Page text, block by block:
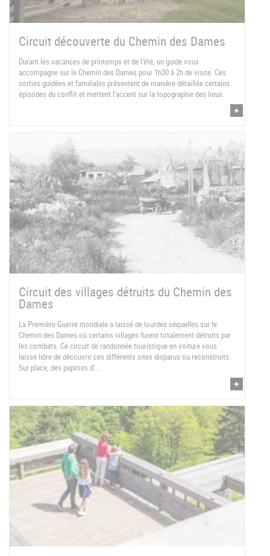
Circuit découverte du Chemin des Dames
Durant les vacances de printemps et de l'été, un guide vous
accompagne sur le Chemin des Dames pour 1h30 à 2h de visite. Ces
sorties guidées et familiales présentent de manière détaillée certains
épisodes du conflit et mettent l'accent sur la topographie des lieux.
Circuit des villages détruits du Chemin des
Dames
La Première Guerre mondiale a laissé de lourdes séquelles sur le
Chemin des Dames où certains villages furent totalement détruits par
les combats. Ce circuit de randonnée touristique en voiture vous
laisse libre de découvrir ces différents sites disparus ou reconstruits.
Sur place, des pupitres d'...